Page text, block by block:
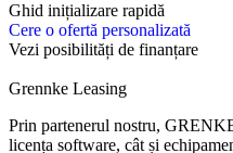
Ghid inițializare rapidă
Cere o ofertă personalizată
Vezi posibilități de finanțare
Grennke Leasing
Prin partenerul nostru,
licența software, cât și